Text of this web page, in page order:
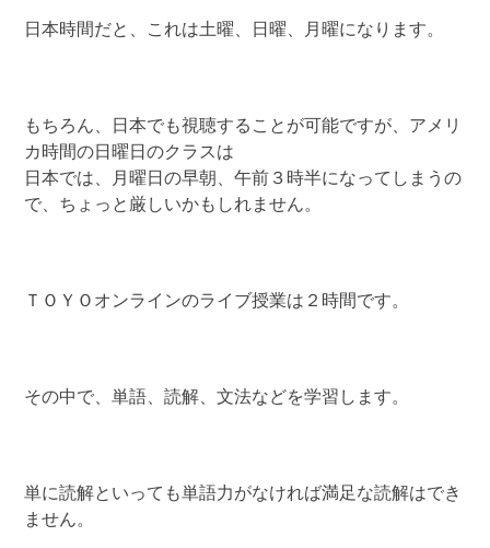
日本時間だと、これは土曜、日曜、月曜になります。
もちろん、日本でも視聴することが可能ですが、アメリ
カ時間の日曜日のクラスは
日本では、月曜日の早朝、午前３時半になってしまうの
で、ちょっと厳しいかもしれません。
ＴＯＹＯオンラインのライブ授業は２時間です。
その中で、単語、読解、文法などを学習します。
単に読解といっても単語力がなければ満足な読解はでき
ません。